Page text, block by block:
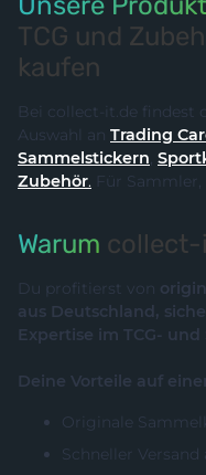
TCG und
kaufen
Bei collect-it.de findest
Auswahl an
Sammelstickern,
Zubehör. Für
Warum collect-
Du profitierst von
aus Deutschland,
Expertise im TCG-
Deine Vorteile auf
Originale
Schneller